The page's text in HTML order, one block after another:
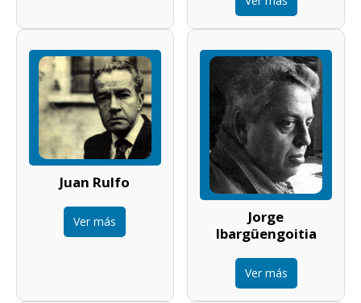
Juan Rulfo
Ver más
Jorge
Ibargüengoitia
Ver más